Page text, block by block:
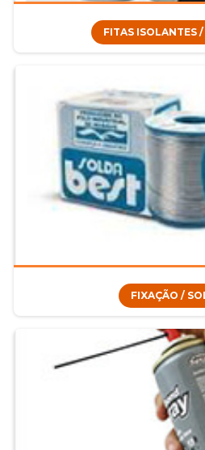
FITAS ISOLANTES
FIXAÇÃO /